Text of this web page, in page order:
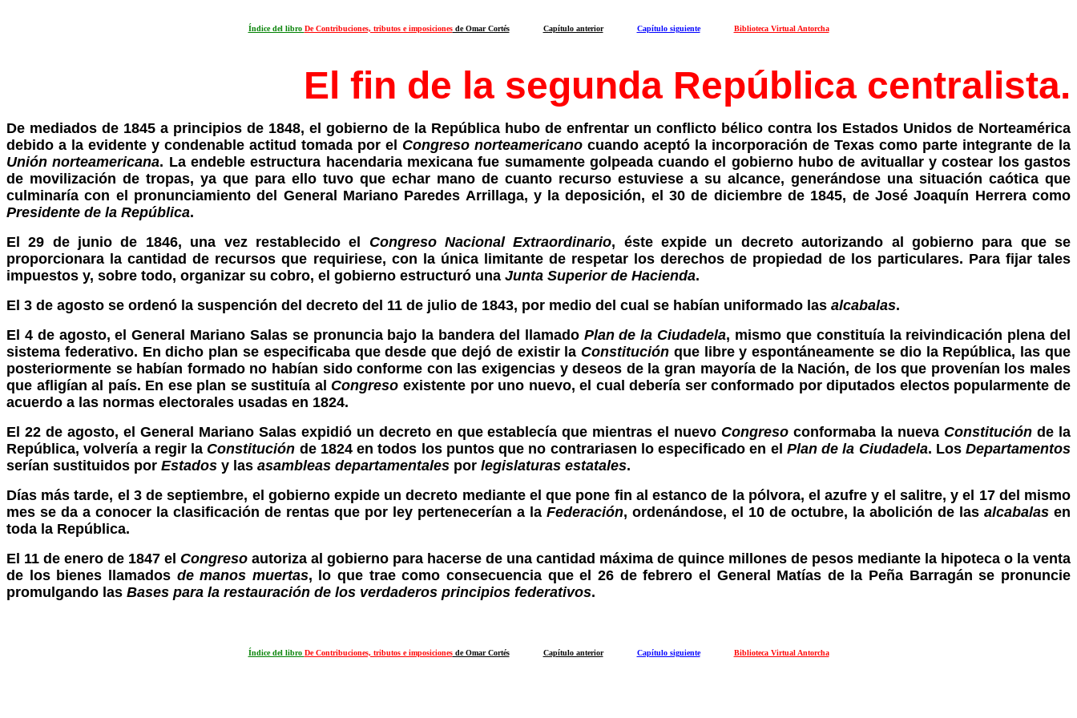
Índice del libro De Contribuciones, tributos e imposicionesde Omar Cortés Capítulo anterior Capítulo siguiente Biblioteca Virtual Antorcha
El fin de la segunda República centralista.
De mediados de 1845 a principios de 1848, el gobierno de la República hubo de enfrentar un conflicto bélico contra los Estados Unidos de Norteamérica
debido a la evidente y condenable actitud tomada por el Congreso norteamericano cuando aceptó la incorporación de Texas como parte integrante de la
Unión norteamericana. La endeble estructura hacendaria mexicana fue sumamente golpeada cuando el gobierno hubo de avituallar y costear los gastos
de movilización de tropas, ya que para ello tuvo que echar mano de cuanto recurso estuviese a su alcance, generándose una situación caótica que
culminaría con el pronunciamiento del General Mariano Paredes Arrillaga, y la deposición, el 30 de diciembre de 1845, de José Joaquín Herrera como
Presidente de la República.
El 29 de junio de 1846, una vez restablecido el Congreso Nacional Extraordinario, éste expide un decreto autorizando al gobierno para que se
proporcionara la cantidad de recursos que requiriese, con la única limitante de respetar los derechos de propiedad de los particulares. Para fijar tales
impuestos y, sobre todo, organizar su cobro, el gobierno estructuró una Junta Superior de Hacienda.
El 3 de agosto se ordenó la suspención del decreto del 11 de julio de 1843, por medio del cual se habían uniformado las alcabalas.
El 4 de agosto, el General Mariano Salas se pronuncia bajo la bandera del llamado Plan de la Ciudadela, mismo que constituía la reivindicación plena del
sistema federativo. En dicho plan se especificaba que desde que dejó de existir la Constitución que libre y espontáneamente se dio la República, las que
posteriormente se habían formado no habían sido conforme con las exigencias y deseos de la gran mayoría de la Nación, de los que provenían los males
que afligían al país. En ese plan se sustituía al Congreso existente por uno nuevo, el cual debería ser conformado por diputados electos popularmente de
acuerdo a las normas electorales usadas en 1824.
El 22 de agosto, el General Mariano Salas expidió un decreto en que establecía que mientras el nuevo Congreso conformaba la nueva Constitución de la
República, volvería a regir la Constitución de 1824 en todos los puntos que no contrariasen lo especificado en el Plan de la Ciudadela. Los Departamentos
serían sustituidos por Estados y las asambleas departamentales por legislaturas estatales.
Días más tarde, el 3 de septiembre, el gobierno expide un decreto mediante el que pone fin al estanco de la pólvora, el azufre y el salitre, y el 17 del mismo
mes se da a conocer la clasificación de rentas que por ley pertenecerían a la Federación, ordenándose, el 10 de octubre, la abolición de las alcabalas en
toda la República.
El 11 de enero de 1847 el Congreso autoriza al gobierno para hacerse de una cantidad máxima de quince millones de pesos mediante la hipoteca o la venta
de los bienes llamados de manos muertas, lo que trae como consecuencia que el 26 de febrero el General Matías de la Peña Barragán se pronuncie
promulgando las Bases para la restauración de los verdaderos principios federativos.
Índice del libro De Contribuciones, tributos e imposicionesde Omar Cortés Capítulo anterior Capítulo siguiente Biblioteca Virtual Antorcha